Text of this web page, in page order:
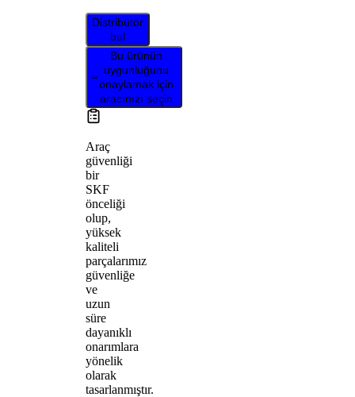
Distribütör
bul
Bu ürünün
uygunluğunu
onaylamak için
aracınızı seçin
Araç
güvenliği
bir
SKF
önceliği
olup,
yüksek
kaliteli
parçalarımız
güvenliğe
ve
uzun
süre
dayanıklı
onarımlara
yönelik
olarak
tasarlanmıştır.